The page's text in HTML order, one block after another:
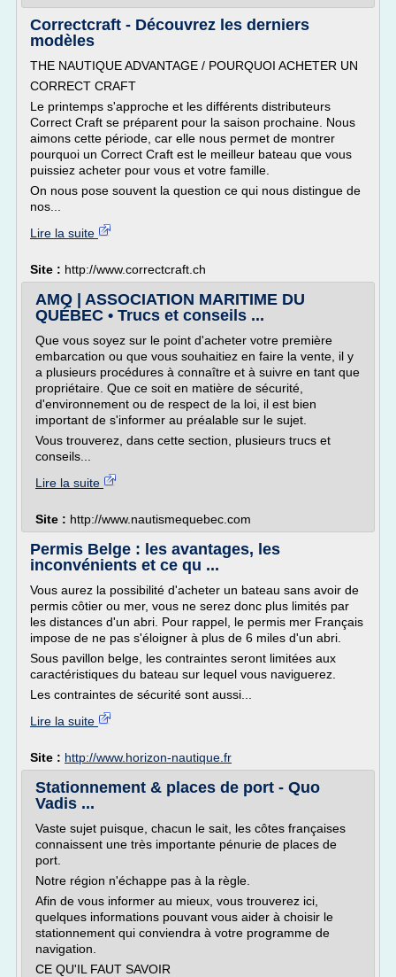
Correctcraft - Découvrez les derniers
modèles
THE NAUTIQUE ADVANTAGE / POURQUOI ACHETER UN
CORRECT CRAFT
Le printemps s'approche et les différents distributeurs
Correct Craft se préparent pour la saison prochaine. Nous
aimons cette période, car elle nous permet de montrer
pourquoi un Correct Craft est le meilleur bateau que vous
puissiez acheter pour vous et votre famille.
On nous pose souvent la question ce qui nous distingue de
nos...
Lire la suite
Site : http://www.correctcraft.ch
AMQ | ASSOCIATION MARITIME DU
QUÉBEC • Trucs et conseils ...
Que vous soyez sur le point d'acheter votre première
embarcation ou que vous souhaitiez en faire la vente, il y
a plusieurs procédures à connaître et à suivre en tant que
propriétaire. Que ce soit en matière de sécurité,
d'environnement ou de respect de la loi, il est bien
important de s'informer au préalable sur le sujet.
Vous trouverez, dans cette section, plusieurs trucs et
conseils...
Lire la suite
Site : http://www.nautismequebec.com
Permis Belge : les avantages, les
inconvénients et ce qu ...
Vous aurez la possibilité d'acheter un bateau sans avoir de
permis côtier ou mer, vous ne serez donc plus limités par
les distances d'un abri. Pour rappel, le permis mer Français
impose de ne pas s'éloigner à plus de 6 miles d'un abri.
Sous pavillon belge, les contraintes seront limitées aux
caractéristiques du bateau sur lequel vous naviguerez.
Les contraintes de sécurité sont aussi...
Lire la suite
Site : http://www.horizon-nautique.fr
Stationnement & places de port - Quo
Vadis ...
Vaste sujet puisque, chacun le sait, les côtes françaises
connaissent une très importante pénurie de places de
port.
Notre région n'échappe pas à la règle.
Afin de vous informer au mieux, vous trouverez ici,
quelques informations pouvant vous aider à choisir le
stationnement qui conviendra à votre programme de
navigation.
CE QU'IL FAUT SAVOIR